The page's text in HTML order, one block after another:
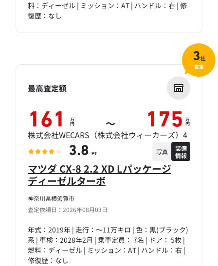
料：ディーゼル | ミッション：AT | ハンドル：右 | 修
復歴：なし
神奈川県横須賀市
査定依頼日：2026年08月03日
マツダ CX-8 2.2 XD Lパッケージ
ディーゼルターボ
年式：2019年 | 走行：～11万キロ | 色：黒(ブラック)
系 | 車検：2028年2月 | 乗車定員： 7名 | ドア： 5枚 |
燃料：ディーゼル | ミッション：AT | ハンドル：右 |
修復歴：なし
最高査定額
161 万
円 ～ 175 万
円
株式会社WECARS（株式会社ウィーカーズ）4
3.8 PT 写真
装備
情報
3社
査定